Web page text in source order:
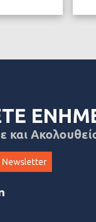
και
Newsletter